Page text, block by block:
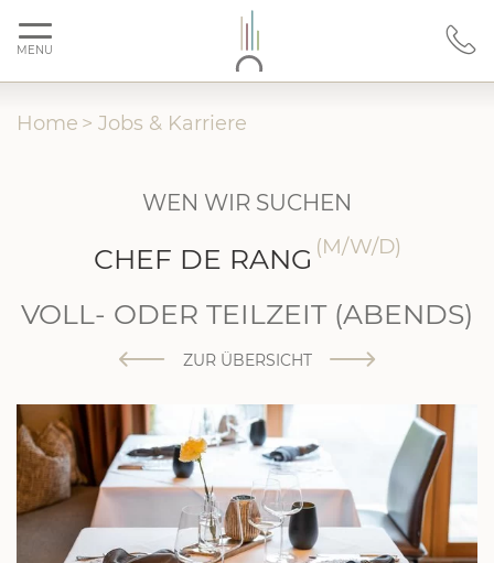
MENU
Home > Jobs & Karriere
WEN WIR SUCHEN
CHEF DE RANG (M/W/D)
VOLL- ODER TEILZEIT (ABENDS)
ZUR ÜBERSICHT